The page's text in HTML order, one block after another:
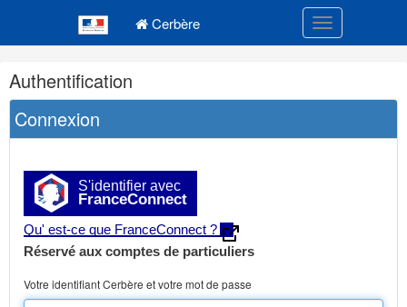
Cerbère Toggle
Navigation
et
outils
annexes
Authentification
Connexion
S'identifier avec
FranceConnect
Qu' est-ce que FranceConnect ?
Réservé aux comptes de particuliers
Votre identifiant Cerbère et votre mot de passe